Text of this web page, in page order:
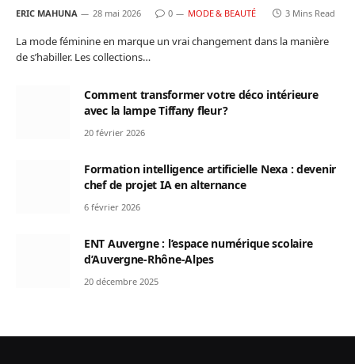
ERIC MAHUNA 28 mai 2026 0 MODE & BEAUTÉ 3 Mins Read
La mode féminine en marque un vrai changement dans la manière
de s’habiller. Les collections…
Comment transformer votre déco intérieure
avec la lampe Tiffany fleur ?
20 février 2026
Formation intelligence artificielle Nexa : devenir
chef de projet IA en alternance
6 février 2026
ENT Auvergne : l’espace numérique scolaire
d’Auvergne-Rhône-Alpes
20 décembre 2025